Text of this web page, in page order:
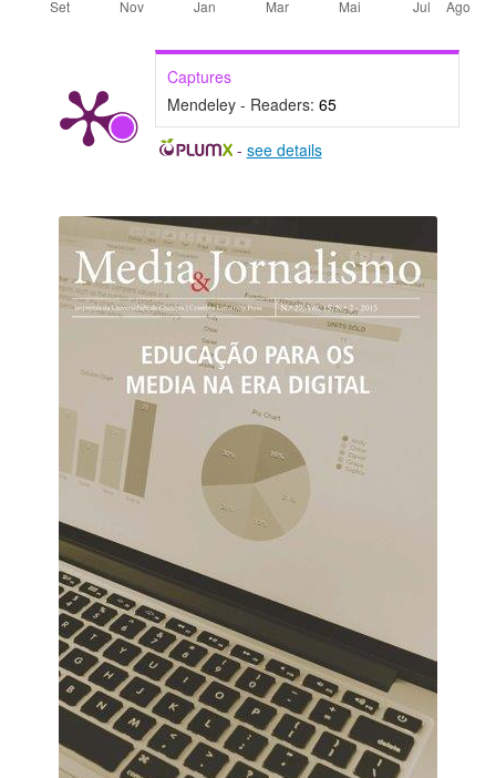
Captures
Mendeley - Readers: 65
- see details